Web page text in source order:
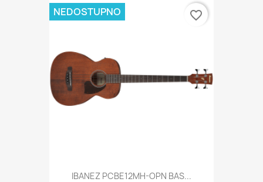
IBANEZ PCBE12MH-OPN BAS...
NEDOSTUPNO favorite_border